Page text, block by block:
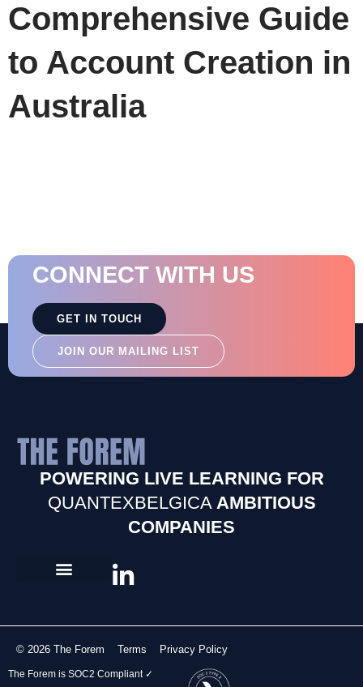
Comprehensive Guide
to Account Creation in
Australia
CONNECT WITH US
GET IN TOUCH
JOIN OUR MAILING LIST
POWERING LIVE LEARNING FOR
QUANTEXBELGICA AMBITIOUS
COMPANIES
© 2026 The Forem Terms Privacy Policy
The Forem is SOC2 Compliant ✓